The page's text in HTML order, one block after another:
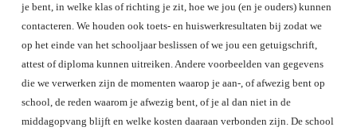
je bent, in welke klas of richting je zit, hoe we jou (en je ouders) kunnen
contacteren. We houden ook toets- en huiswerkresultaten bij zodat we
op het einde van het schooljaar beslissen of we jou een getuigschrift,
attest of diploma kunnen uitreiken. Andere voorbeelden van gegevens
die we verwerken zijn de momenten waarop je aan-, of afwezig bent op
school, de reden waarom je afwezig bent, of je al dan niet in de
middagopvang blijft en welke kosten daaraan verbonden zijn. De school